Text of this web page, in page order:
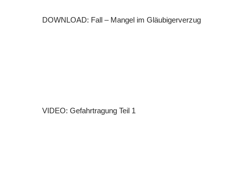
DOWNLOAD: Fall – Mangel im Gläubigerverzug
VIDEO: Gefahrtragung Teil 1